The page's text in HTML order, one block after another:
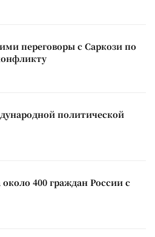
переговоры с Саркози по
политической
400 граждан России с